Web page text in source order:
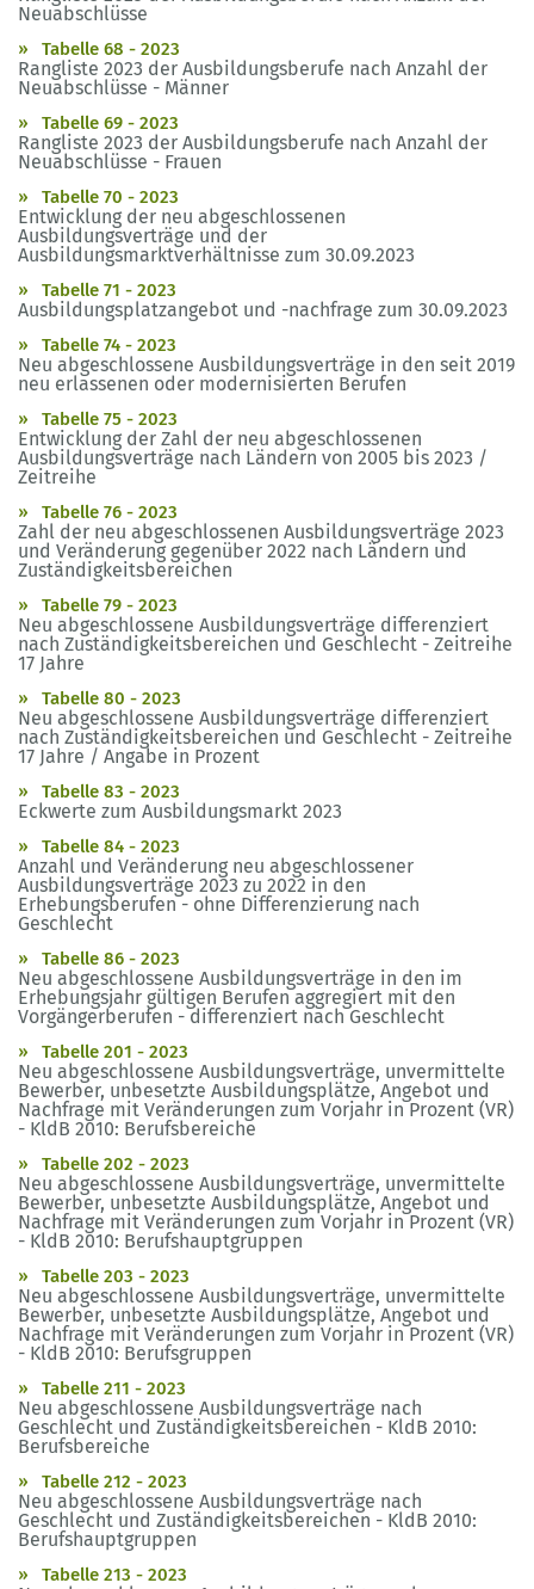
Neuabschlüsse
Tabelle 68 - 2023
Rangliste 2023 der Ausbildungsberufe nach Anzahl der
Neuabschlüsse - Männer
Tabelle 69 - 2023
Rangliste 2023 der Ausbildungsberufe nach Anzahl der
Neuabschlüsse - Frauen
Tabelle 70 - 2023
Entwicklung der neu abgeschlossenen
Ausbildungsverträge und der
Ausbildungsmarktverhältnisse zum 30.09.2023
Tabelle 71 - 2023
Ausbildungsplatzangebot und -nachfrage zum 30.09.2023
Tabelle 74 - 2023
Neu abgeschlossene Ausbildungsverträge in den seit 2019
neu erlassenen oder modernisierten Berufen
Tabelle 75 - 2023
Entwicklung der Zahl der neu abgeschlossenen
Ausbildungsverträge nach Ländern von 2005 bis 2023 /
Zeitreihe
Tabelle 76 - 2023
Zahl der neu abgeschlossenen Ausbildungsverträge 2023
und Veränderung gegenüber 2022 nach Ländern und
Zuständigkeitsbereichen
Tabelle 79 - 2023
Neu abgeschlossene Ausbildungsverträge differenziert
nach Zuständigkeitsbereichen und Geschlecht - Zeitreihe
17 Jahre
Tabelle 80 - 2023
Neu abgeschlossene Ausbildungsverträge differenziert
nach Zuständigkeitsbereichen und Geschlecht - Zeitreihe
17 Jahre / Angabe in Prozent
Tabelle 83 - 2023
Eckwerte zum Ausbildungsmarkt 2023
Tabelle 84 - 2023
Anzahl und Veränderung neu abgeschlossener
Ausbildungsverträge 2023 zu 2022 in den
Erhebungsberufen - ohne Differenzierung nach
Geschlecht
Tabelle 86 - 2023
Neu abgeschlossene Ausbildungsverträge in den im
Erhebungsjahr gültigen Berufen aggregiert mit den
Vorgängerberufen - differenziert nach Geschlecht
Tabelle 201 - 2023
Neu abgeschlossene Ausbildungsverträge, unvermittelte
Bewerber, unbesetzte Ausbildungsplätze, Angebot und
Nachfrage mit Veränderungen zum Vorjahr in Prozent (VR)
- KldB 2010: Berufsbereiche
Tabelle 202 - 2023
Neu abgeschlossene Ausbildungsverträge, unvermittelte
Bewerber, unbesetzte Ausbildungsplätze, Angebot und
Nachfrage mit Veränderungen zum Vorjahr in Prozent (VR)
- KldB 2010: Berufshauptgruppen
Tabelle 203 - 2023
Neu abgeschlossene Ausbildungsverträge, unvermittelte
Bewerber, unbesetzte Ausbildungsplätze, Angebot und
Nachfrage mit Veränderungen zum Vorjahr in Prozent (VR)
- KldB 2010: Berufsgruppen
Tabelle 211 - 2023
Neu abgeschlossene Ausbildungsverträge nach
Geschlecht und Zuständigkeitsbereichen - KldB 2010:
Berufsbereiche
Tabelle 212 - 2023
Neu abgeschlossene Ausbildungsverträge nach
Geschlecht und Zuständigkeitsbereichen - KldB 2010:
Berufshauptgruppen
Tabelle 213 - 2023